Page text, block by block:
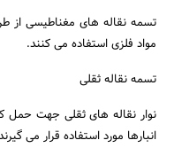
تسمه نقاله های مغناطیسی از
مواد فلزی استفاده می کنند.
تسمه نقاله ثقلی
نوار نقاله های ثقلی جهت حمل
انبارها مورد استفاده قرار می